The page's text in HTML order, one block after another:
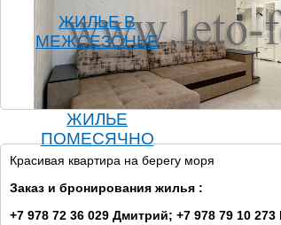
Красивая квартира на берегу моря
Заказ и бронирования жилья :
+7 978 72 36 029 Дмитрий; +7 978 79 10 273
ЖИЛЬЕ В
МЕЖСЕЗОНЬЕ
ЖИЛЬЕ
ПОМЕСЯЧНО